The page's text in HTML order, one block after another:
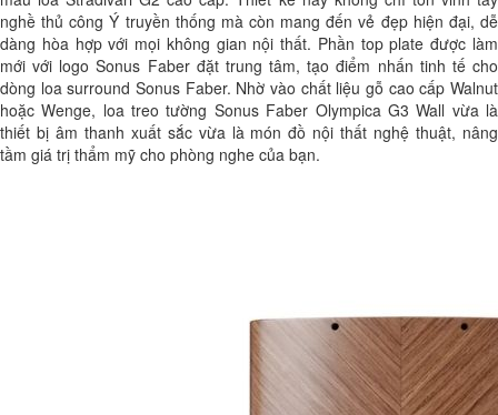
nghề thủ công Ý truyền thống mà còn mang đến vẻ đẹp hiện đại, dễ
dàng hòa hợp với mọi không gian nội thất. Phần top plate được làm
mới với logo Sonus Faber đặt trung tâm, tạo điểm nhấn tinh tế cho
dòng loa surround Sonus Faber. Nhờ vào chất liệu gỗ cao cấp Walnut
hoặc Wenge, loa treo tường Sonus Faber Olympica G3 Wall vừa là
thiết bị âm thanh xuất sắc vừa là món đồ nội thất nghệ thuật, nâng
tầm giá trị thẩm mỹ cho phòng nghe của bạn.